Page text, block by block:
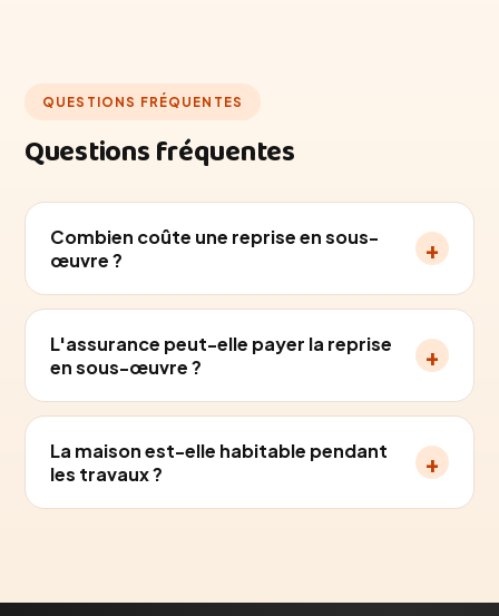
QUESTIONS FRÉQUENTES
Questions fréquentes
Combien coûte une reprise en sous-
œuvre ?
+
L'assurance peut-elle payer la reprise
en sous-œuvre ?
+
La maison est-elle habitable pendant
les travaux ?
+